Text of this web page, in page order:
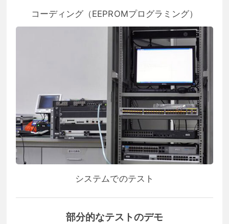
コーディング（EEPROMプログラミング）
システムでのテスト
部分的なテストのデモ